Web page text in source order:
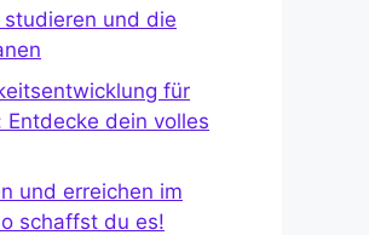
studieren und die
für
Entdecke dein volles
und erreichen im
schaffst du es!